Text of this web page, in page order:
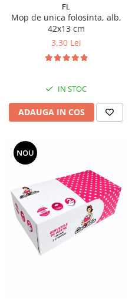
FL
Mop de unica folosinta, alb,
42x13 cm
3,30 Lei
IN STOC
ADAUGA IN COS
NOU